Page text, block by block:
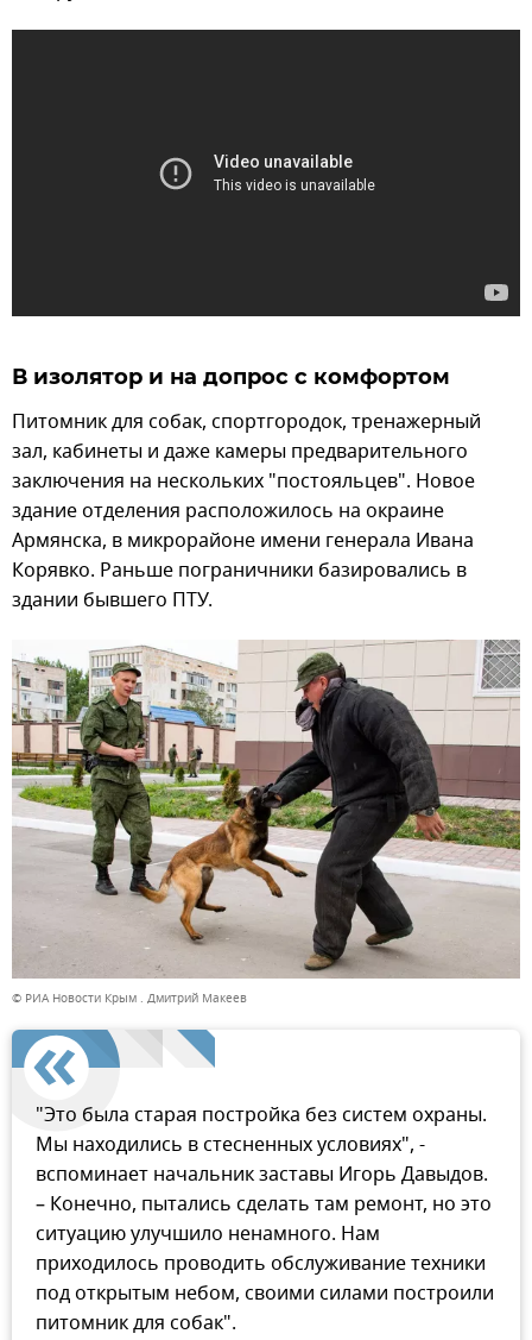
В изолятор и на допрос с комфортом
Питомник для собак, спортгородок, тренажерный
зал, кабинеты и даже камеры предварительного
заключения на нескольких "постояльцев". Новое
здание отделения расположилось на окраине
Армянска, в микрорайоне имени генерала Ивана
Корявко. Раньше пограничники базировались в
здании бывшего ПТУ.
© РИА Новости Крым . Дмитрий Макеев
"Это была старая постройка без систем охраны.
Мы находились в стесненных условиях", -
вспоминает начальник заставы Игорь Давыдов.
– Конечно, пытались сделать там ремонт, но это
ситуацию улучшило ненамного. Нам
приходилось проводить обслуживание техники
под открытым небом, своими силами построили
питомник для собак".